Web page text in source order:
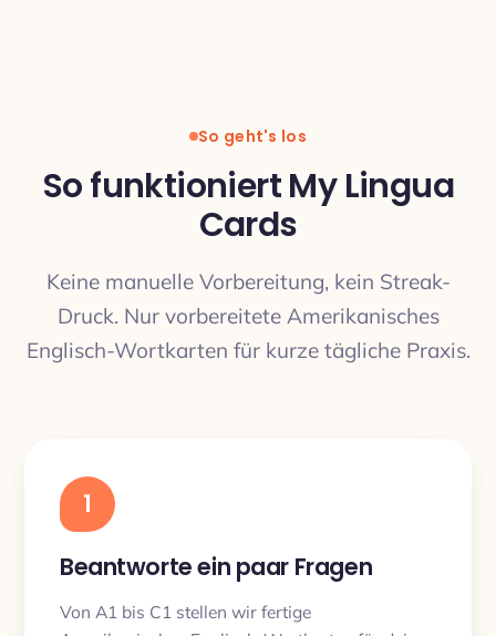
So geht's los
So funktioniert My Lingua
Cards
Keine manuelle Vorbereitung, kein Streak-
Druck. Nur vorbereitete Amerikanisches
Englisch-Wortkarten für kurze tägliche Praxis.
1
Beantworte ein paar Fragen
Von A1 bis C1 stellen wir fertige